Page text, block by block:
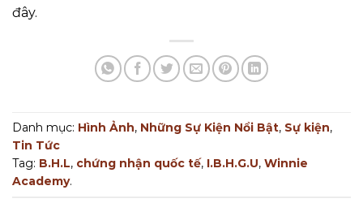
đây.
Danh mục: Hình Ảnh, Những Sự Kiện Nổi Bật, Sự kiện,
Tin Tức
Tag: B.H.L, chứng nhận quốc tế, I.B.H.G.U, Winnie
Academy.